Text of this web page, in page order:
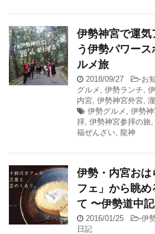
伊勢神宮で運
う伊勢パワー
ルメ旅
2018/09/27 -お
グルメ , 伊勢ランチ,
内宮, 伊勢神宮外宮,
伊勢グルメ , 伊勢
拝, 伊勢神宮参拝の旅,
福ぜんざい, 龍神
伊勢・内宮おは
フェ」から眺
て 〜伊勢道中
2016/01/25 -伊
日記